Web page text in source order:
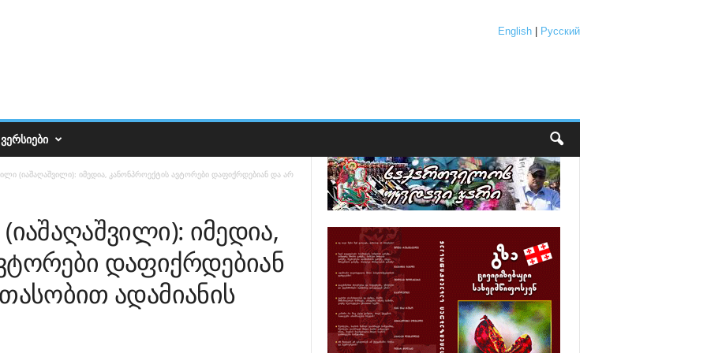
English| Русский
(იაშაღაშვილი): იმედია, კანონპროექტის ავტორები დაფიქრდებიან და არ
იმედია,
დაფიქრდებიან
ადამიანის